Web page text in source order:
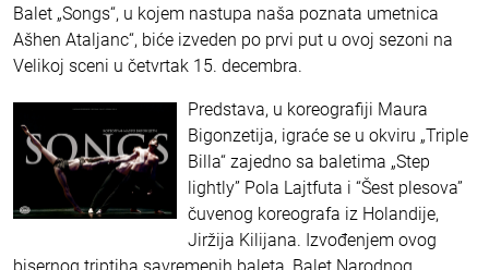
Balet „Songs“, u kojem nastupa naša poznata umetnica
Ašhen Ataljanc“, biće izveden po prvi put u ovoj sezoni na
Velikoj sceni u četvrtak 15. decembra.
Predstava, u koreografiji Maura
Bigonzetija, igraće se u okviru „Triple
Billa“ zajedno sa baletima „Step
lightly” Pola Lajtfuta i “Šest plesova”
čuvenog koreografa iz Holandije,
Jiržija Kilijana. Izvođenjem ovog
bisernog triptiha savremenih baleta, Balet Narodnog